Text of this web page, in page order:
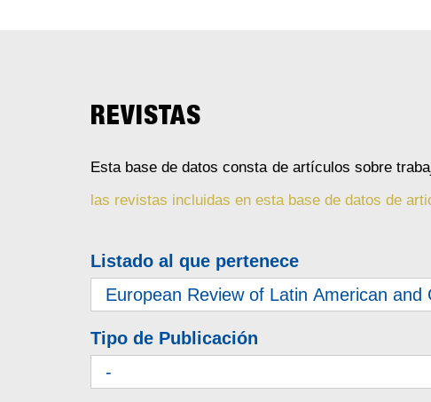
REVISTAS
Esta base de datos consta de artículos sobre
las revistas incluidas en esta base de datos de
Listado al que pertenece
Tipo de Publicación